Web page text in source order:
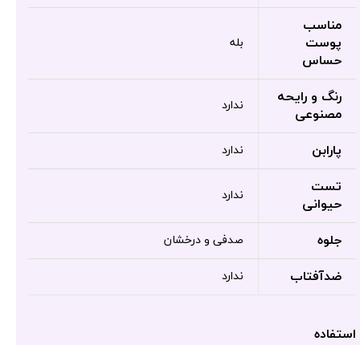
مناسب
پوست
حساس
بله
رنگ و رایحه
مصنوعی
ندارد
پارابن ندارد
تست
حیوانی
ندارد
جلوه صدفی و درخشان
ضدآفتاب ندارد
استفاده